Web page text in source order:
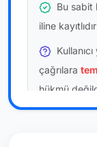
Bu sabit
iline kayıtlıdır
çağrılara
hükmü
Bu